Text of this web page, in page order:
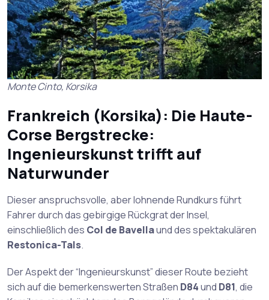
Monte Cinto, Korsika
Frankreich (Korsika): Die Haute-
Corse Bergstrecke:
Ingenieurskunst trifft auf
Naturwunder
Dieser anspruchsvolle, aber lohnende Rundkurs führt
Fahrer durch das gebirgige Rückgrat der Insel,
einschließlich des Col de Bavellaund des spektakulären
Restonica-Tals.
Der Aspekt der “Ingenieurskunst” dieser Route bezieht
sich auf die bemerkenswerten Straßen D84und D81, die